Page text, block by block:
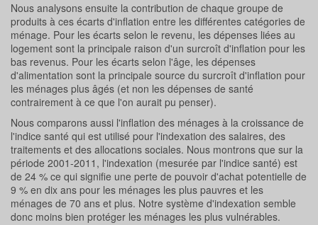
Nous analysons ensuite la contribution de chaque groupe de
produits à ces écarts d'inflation entre les différentes catégories de
ménage. Pour les écarts selon le revenu, les dépenses liées au
logement sont la principale raison d'un surcroît d'inflation pour les
bas revenus. Pour les écarts selon l'âge, les dépenses
d'alimentation sont la principale source du surcroît d'inflation pour
les ménages plus âgés (et non les dépenses de santé
contrairement à ce que l'on aurait pu penser).
Nous comparons aussi l'inflation des ménages à la croissance de
l'indice santé qui est utilisé pour l'indexation des salaires, des
traitements et des allocations sociales. Nous montrons que sur la
période 2001-2011, l'indexation (mesurée par l'indice santé) est
de 24 % ce qui signifie une perte de pouvoir d'achat potentielle de
9 % en dix ans pour les ménages les plus pauvres et les
ménages de 70 ans et plus. Notre système d'indexation semble
donc moins bien protéger les ménages les plus vulnérables.